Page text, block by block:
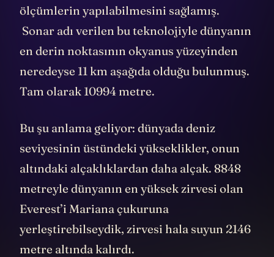
ölçümlerin yapılabilmesini sağlamış.
Sonar adı verilen bu teknolojiyle dünyanın
en derin noktasının okyanus yüzeyinden
neredeyse 11 km aşağıda olduğu bulunmuş.
Tam olarak 10994 metre.
Bu şu anlama geliyor: dünyada deniz
seviyesinin üstündeki yükseklikler, onun
altındaki alçaklıklardan daha alçak. 8848
metreyle dünyanın en yüksek zirvesi olan
Everest’i Mariana çukuruna
yerleştirebilseydik, zirvesi hala suyun 2146
metre altında kalırdı.